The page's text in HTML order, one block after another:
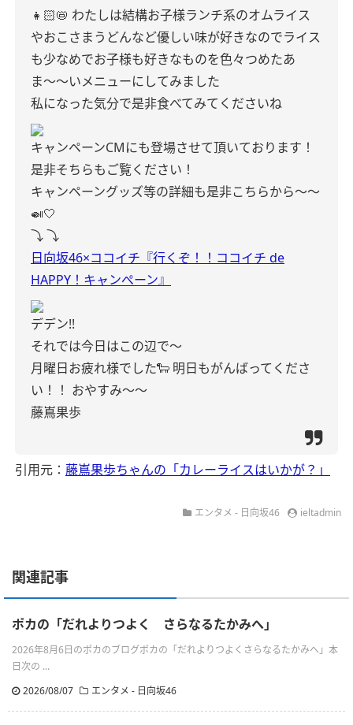
👧🏻📛 わたしは結構お子様ランチ系のオムライス
やおこさまうどんなど優しい味が好きなのでライス
も少なめでお子様も好きなものを色々つめたあ
ま〜〜いメニューにしてみました
私になった気分で是非食べてみてくださいね
キャンペーンCMにも登場させて頂いております！
是非そちらもご覧ください！
キャンペーングッズ等の詳細も是非こちらから〜〜
🍛🤍
⤵︎ ⤵︎
日向坂46×ココイチ『行くぞ！！ココイチ de
HAPPY！キャンぺーン』
デデン!!
それでは今日はこの辺で〜
月曜日お疲れ様でした🐑 明日もがんばってくださ
い！！ おやすみ〜〜
藤嶌果歩
引用元： 藤嶌果歩ちゃんの「カレーライスはいかが？」
エンタメ - 日向坂46 ieltadmin
関連記事
ポカの「だれよりつよく さらなるたかみへ」
2026年8月6日のポカのブログポカの「だれよりつよくさらなるたかみへ」本
日次の ...
2026/08/07
エンタメ - 日向坂46